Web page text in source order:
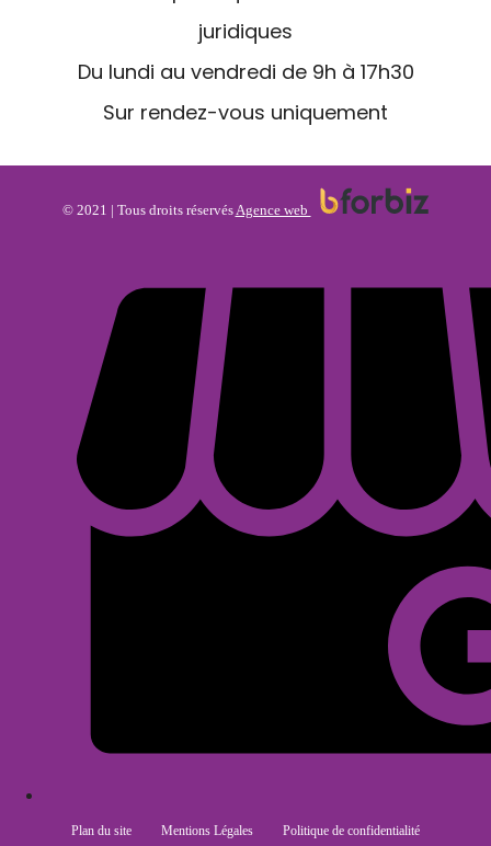
juridiques
Du lundi au vendredi de 9h à 17h30
Sur rendez-vous uniquement
© 2021 | Tous droits réservés Agence web
Plan du site Mentions Légales Politique de confidentialité